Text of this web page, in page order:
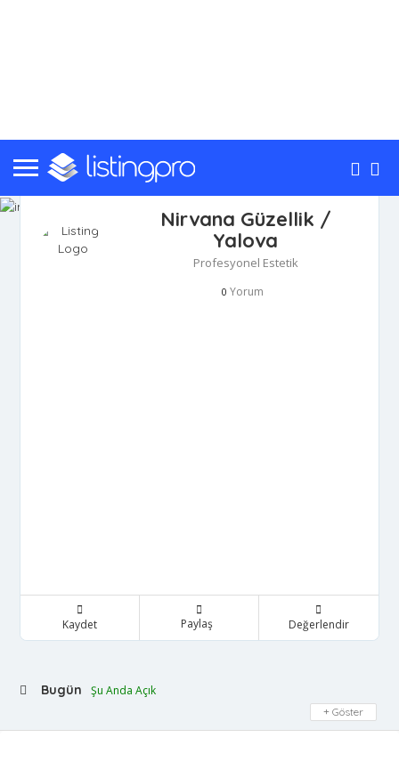
Nirvana Güzellik /
Yalova
Profesyonel Estetik
0 Yorum
Kaydet Paylaş Değerlendir
Bugün Şu Anda Açık
Göster